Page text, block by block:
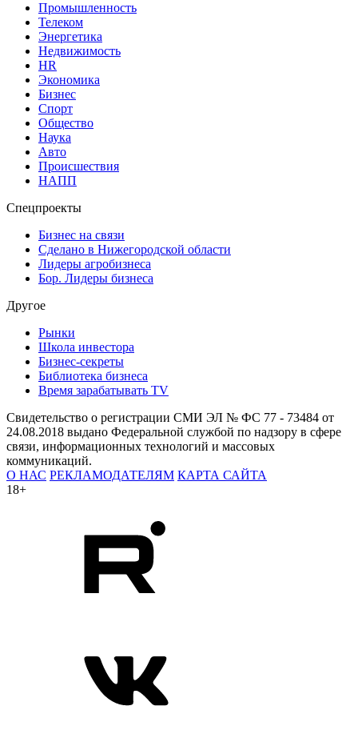
Промышленность
Телеком
Энергетика
Недвижимость
HR
Экономика
Бизнес
Спорт
Общество
Наука
Авто
Происшествия
НАПП
Спецпроекты
Бизнес на связи
Сделано в Нижегородской области
Лидеры агробизнеса
Бор. Лидеры бизнеса
Другое
Рынки
Школа инвестора
Бизнес-секреты
Библиотека бизнеса
Время зарабатывать TV
Свидетельство о регистрации СМИ ЭЛ № ФС 77 - 73484 от
24.08.2018 выдано Федеральной службой по надзору в сфере
связи, информационных технологий и массовых
коммуникаций.
О НАС РЕКЛАМОДАТЕЛЯМ КАРТА САЙТА
18+